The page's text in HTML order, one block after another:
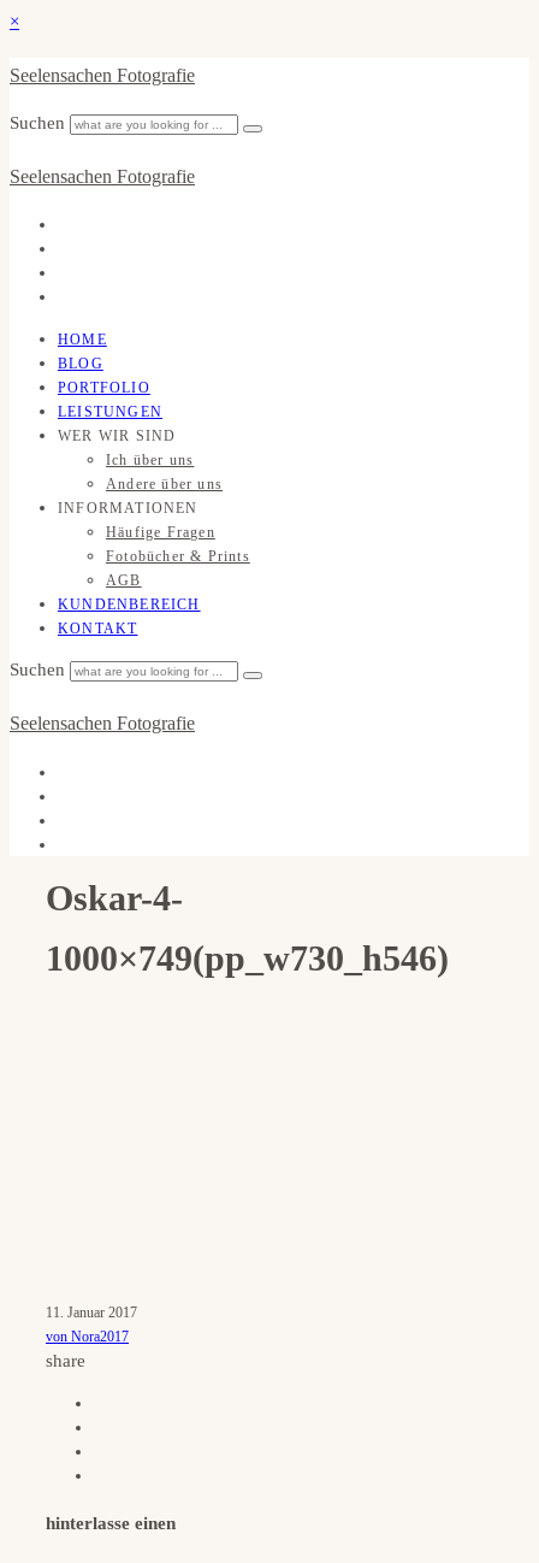
×
Seelensachen Fotografie
Suchen
Seelensachen Fotografie
HOME
BLOG
PORTFOLIO
LEISTUNGEN
WER WIR SIND
Ich über uns
Andere über uns
INFORMATIONEN
Häufige Fragen
Fotobücher & Prints
AGB
KUNDENBEREICH
KONTAKT
Suchen
Seelensachen Fotografie
Oskar-4-
1000×749(pp_w730_h546)
11. Januar 2017
von Nora2017
share
hinterlasse einen